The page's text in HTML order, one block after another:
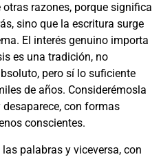
otras razones, porque significa
sino que la escritura surge
El interés genuino importa
es una tradición, no
pero sí lo suficiente
de años. Considerémosla
con formas
conscientes.
palabras y viceversa, con